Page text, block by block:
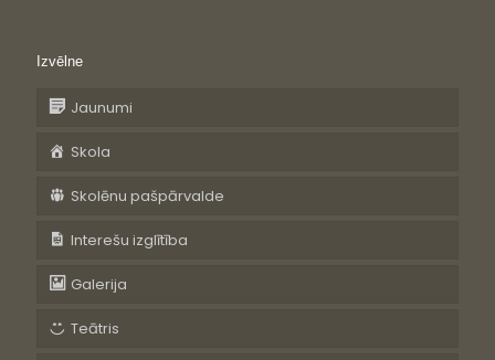
Izvēlne
Jaunumi
Skola
Skolēnu pašpārvalde
Interešu izglītība
Galerija
Teātris